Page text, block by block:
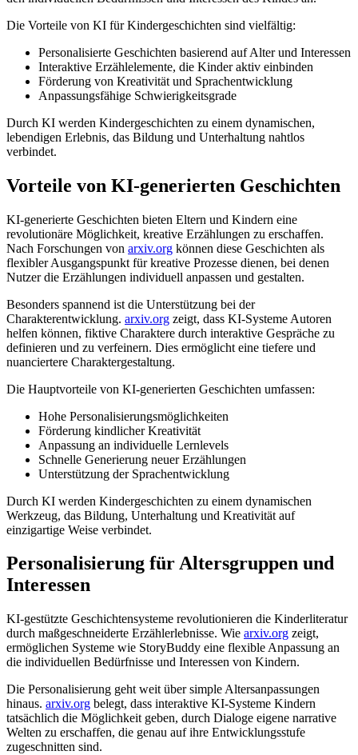
Die Vorteile von KI für Kindergeschichten sind vielfältig:
Personalisierte Geschichten basierend auf Alter und Interessen
Interaktive Erzählelemente, die Kinder aktiv einbinden
Förderung von Kreativität und Sprachentwicklung
Anpassungsfähige Schwierigkeitsgrade
Durch KI werden Kindergeschichten zu einem dynamischen,
lebendigen Erlebnis, das Bildung und Unterhaltung nahtlos
verbindet.
Vorteile von KI-generierten Geschichten
KI-generierte Geschichten bieten Eltern und Kindern eine
revolutionäre Möglichkeit, kreative Erzählungen zu erschaffen.
Nach Forschungen von arxiv.org können diese Geschichten als
flexibler Ausgangspunkt für kreative Prozesse dienen, bei denen
Nutzer die Erzählungen individuell anpassen und gestalten.
Besonders spannend ist die Unterstützung bei der
Charakterentwicklung. arxiv.org zeigt, dass KI-Systeme Autoren
helfen können, fiktive Charaktere durch interaktive Gespräche zu
definieren und zu verfeinern. Dies ermöglicht eine tiefere und
nuanciertere Charaktergestaltung.
Die Hauptvorteile von KI-generierten Geschichten umfassen:
Hohe Personalisierungsmöglichkeiten
Förderung kindlicher Kreativität
Anpassung an individuelle Lernlevels
Schnelle Generierung neuer Erzählungen
Unterstützung der Sprachentwicklung
Durch KI werden Kindergeschichten zu einem dynamischen
Werkzeug, das Bildung, Unterhaltung und Kreativität auf
einzigartige Weise verbindet.
Personalisierung für Altersgruppen und
Interessen
KI-gestützte Geschichtensysteme revolutionieren die Kinderliteratur
durch maßgeschneiderte Erzählerlebnisse. Wie arxiv.org zeigt,
ermöglichen Systeme wie StoryBuddy eine flexible Anpassung an
die individuellen Bedürfnisse und Interessen von Kindern.
Die Personalisierung geht weit über simple Altersanpassungen
hinaus. arxiv.org belegt, dass interaktive KI-Systeme Kindern
tatsächlich die Möglichkeit geben, durch Dialoge eigene narrative
Welten zu erschaffen, die genau auf ihre Entwicklungsstufe
zugeschnitten sind.